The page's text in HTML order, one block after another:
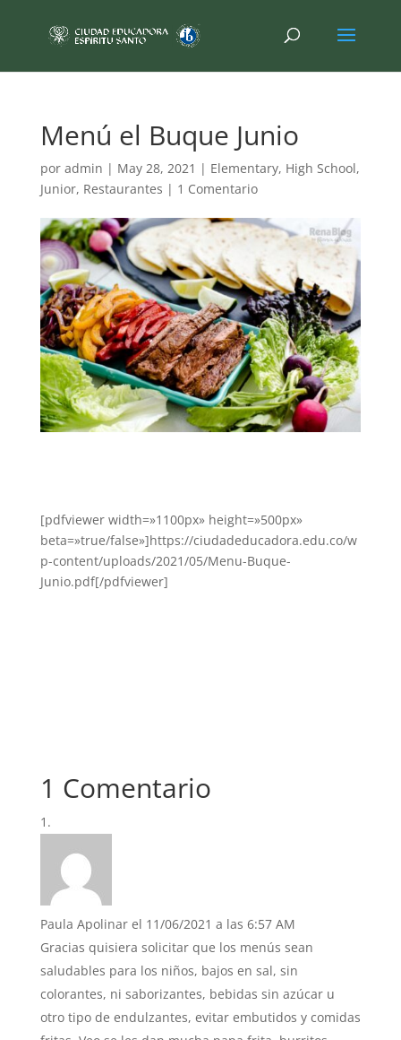
Menú el Buque Junio
por admin | May 28, 2021 | Elementary, High School,
Junior, Restaurantes | 1 Comentario
[pdfviewer width=»1100px» height=»500px»
beta=»true/false»]https://ciudadeducadora.edu.co/w
p-content/uploads/2021/05/Menu-Buque-
Junio.pdf[/pdfviewer]
1 Comentario
Paula Apolinar el 11/06/2021 a las 6:57 AM
Gracias quisiera solicitar que los menús sean
saludables para los niños, bajos en sal, sin
colorantes, ni saborizantes, bebidas sin azúcar u
otro tipo de endulzantes, evitar embutidos y comidas